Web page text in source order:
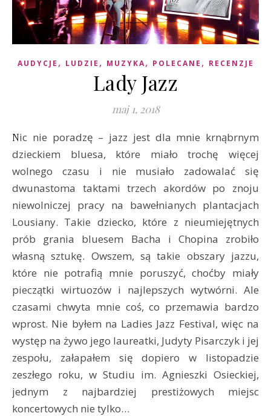
AUDYCJE , LUDZIE , MUZYKA, POLECANE , RECENZJE
Lady Jazz
maj 1, 2018
Nic nie poradzę – jazz jest dla mnie krnąbrnym
dzieckiem bluesa, które miało trochę więcej
wolnego czasu i nie musiało zadowalać się
dwunastoma taktami trzech akordów po znoju
niewolniczej pracy na bawełnianych plantacjach
Lousiany. Takie dziecko, które z nieumiejętnych
prób grania bluesem Bacha i Chopina zrobiło
własną sztukę. Owszem, są takie obszary jazzu,
które nie potrafią mnie poruszyć, choćby miały
pieczątki wirtuozów i najlepszych wytwórni. Ale
czasami chwyta mnie coś, co przemawia bardzo
wprost. Nie byłem na Ladies Jazz Festival, więc na
występ na żywo jego laureatki, Judyty Pisarczyk i jej
zespołu, załapałem się dopiero w listopadzie
zeszłego roku, w Studiu im. Agnieszki Osieckiej,
jednym z najbardziej prestiżowych miejsc
koncertowych nie tylko…